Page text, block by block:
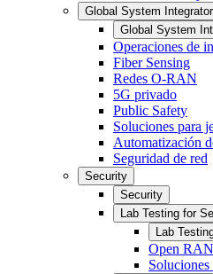
Global System
Global System
Operaciones de
Fiber Sensing
Redes O-RAN
5G privado
Public Safety
Soluciones para
Automatización
Seguridad de red
Security
Security
Lab Testing for
Lab
Open